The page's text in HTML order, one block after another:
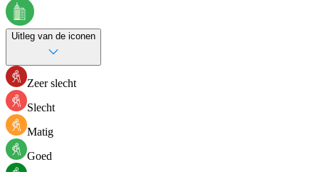
Uitleg van de iconen
Zeer slecht
Slecht
Matig
Goed